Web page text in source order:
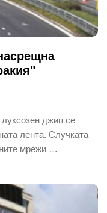
джип се
лента. Случката
мрежи …